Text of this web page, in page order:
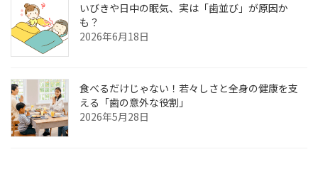
いびきや日中の眠気、実は「歯並び」が原因か
も？
2026年6月18日
食べるだけじゃない！若々しさと全身の健康を支
える「歯の意外な役割」
2026年5月28日